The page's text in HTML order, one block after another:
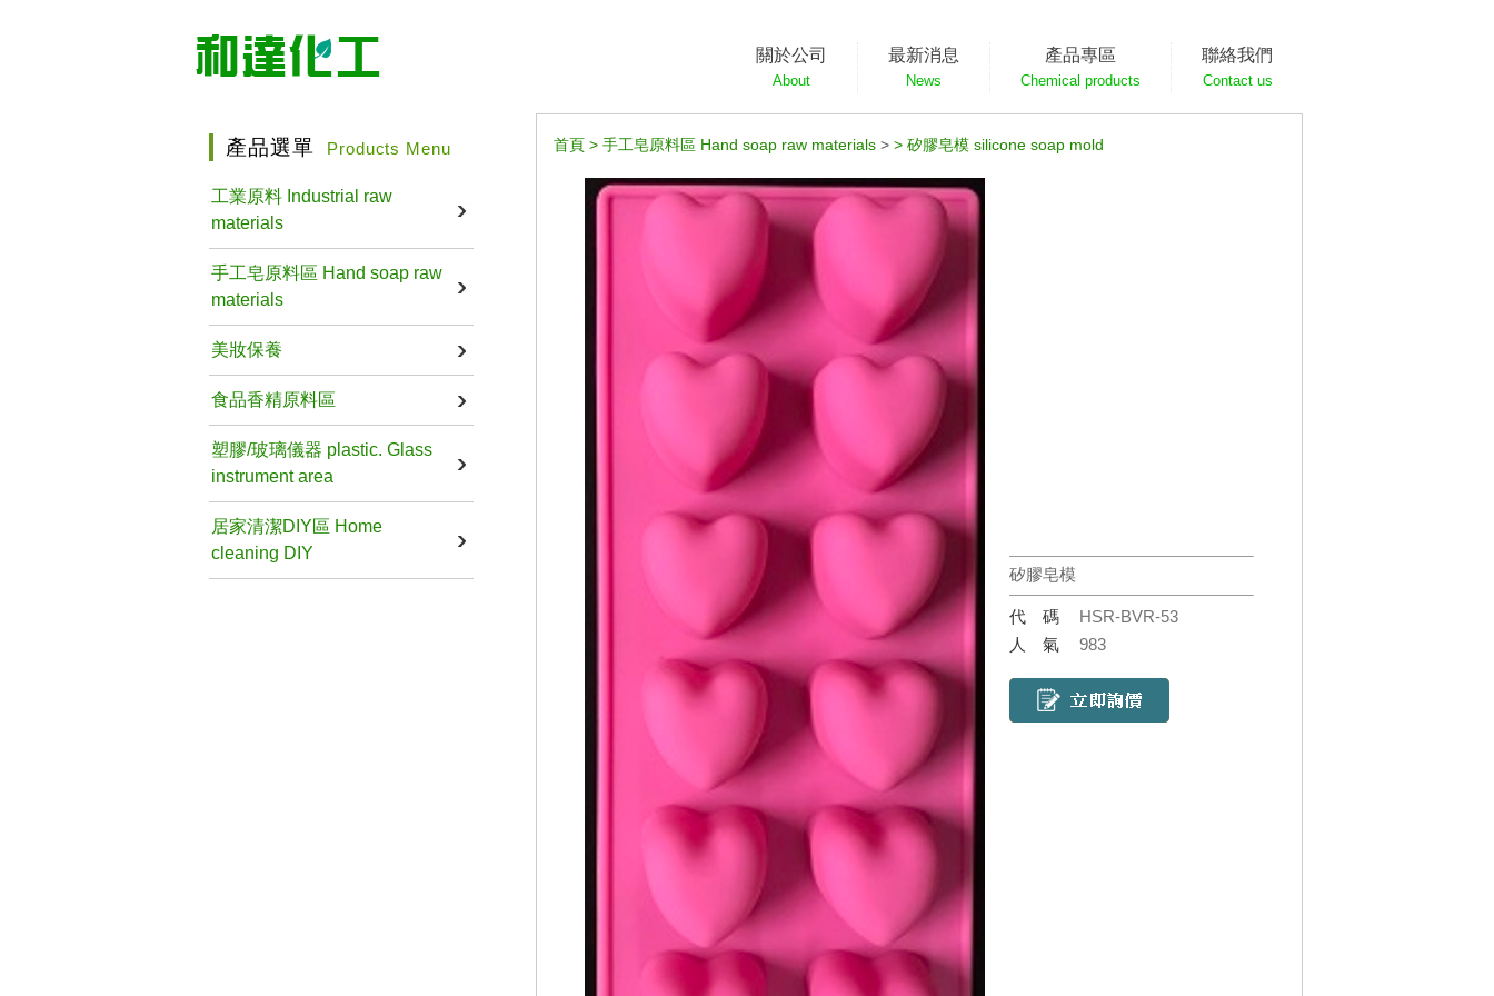
關於公司
About
最新消息
News
產品專區
Chemical products
聯絡我們
Contact us
產品選單 Products Menu
工業原料 Industrial raw
materials
手工皂原料區 Hand soap raw
materials
美妝保養
食品香精原料區
塑膠/玻璃儀器 plastic. Glass
instrument area
居家清潔DIY區 Home
cleaning DIY
首頁 > 手工皂原料區 Hand soap raw materials > > 矽膠皂模 silicone soap mold
矽膠皂模
代碼
HSR-BVR-53
人氣
983